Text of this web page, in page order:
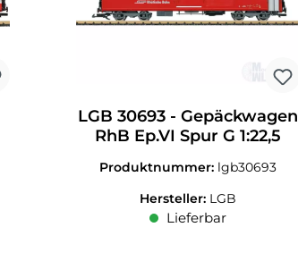
LGB 30693 - Gepäckwagen
RhB Ep.VI Spur G 1:22,5
Produktnummer: lgb30693
Hersteller: LGB
Lieferbar